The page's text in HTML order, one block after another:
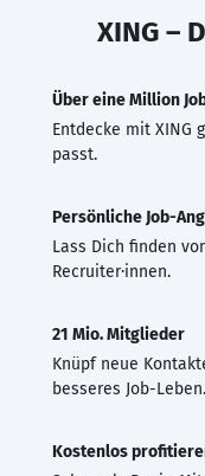
XING –
Über eine Million
Entdecke mit XING
passt.
Persönliche Job-
Lass Dich finden
Recruiter·innen.
21 Mio. Mitglieder
Knüpf neue
besseres Job-Leben.
Kostenlos